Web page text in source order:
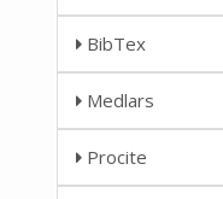
BibTex
Medlars
Procite